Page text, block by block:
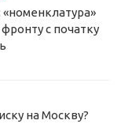
«номенклатура»
с початку
на Москву?